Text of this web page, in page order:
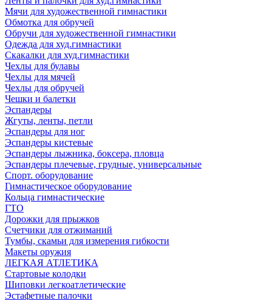
Мячи для художественной гимнастики
Обмотка для обручей
Обручи для художественной гимнастики
Одежда для худ.гимнастики
Скакалки для худ.гимнастики
Чехлы для булавы
Чехлы для мячей
Чехлы для обручей
Чешки и балетки
Эспандеры
Жгуты, ленты, петли
Эспандеры для ног
Эспандеры кистевые
Эспандеры лыжника, боксера, пловца
Эспандеры плечевые, грудные, универсальные
Спорт. оборудование
Гимнастическое оборудование
Кольца гимнастические
ГТО
Дорожки для прыжков
Счетчики для отжиманий
Тумбы, скамьи для измерения гибкости
Макеты оружия
ЛЕГКАЯ АТЛЕТИКА
Стартовые колодки
Шиповки легкоатлетические
Эстафетные палочки